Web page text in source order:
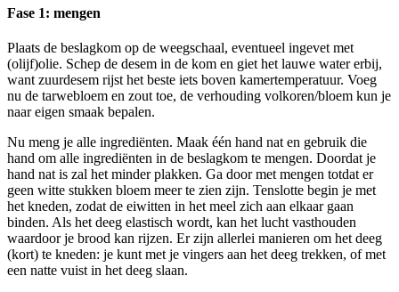
Fase 1: mengen
Plaats de beslagkom op de weegschaal, eventueel ingevet met
(olijf)olie. Schep de desem in de kom en giet het lauwe water erbij,
want zuurdesem rijst het beste iets boven kamertemperatuur. Voeg
nu de tarwebloem en zout toe, de verhouding volkoren/bloem kun je
naar eigen smaak bepalen.
Nu meng je alle ingrediënten. Maak één hand nat en gebruik die
hand om alle ingrediënten in de beslagkom te mengen. Doordat je
hand nat is zal het minder plakken. Ga door met mengen totdat er
geen witte stukken bloem meer te zien zijn. Tenslotte begin je met
het kneden, zodat de eiwitten in het meel zich aan elkaar gaan
binden. Als het deeg elastisch wordt, kan het lucht vasthouden
waardoor je brood kan rijzen. Er zijn allerlei manieren om het deeg
(kort) te kneden: je kunt met je vingers aan het deeg trekken, of met
een natte vuist in het deeg slaan.